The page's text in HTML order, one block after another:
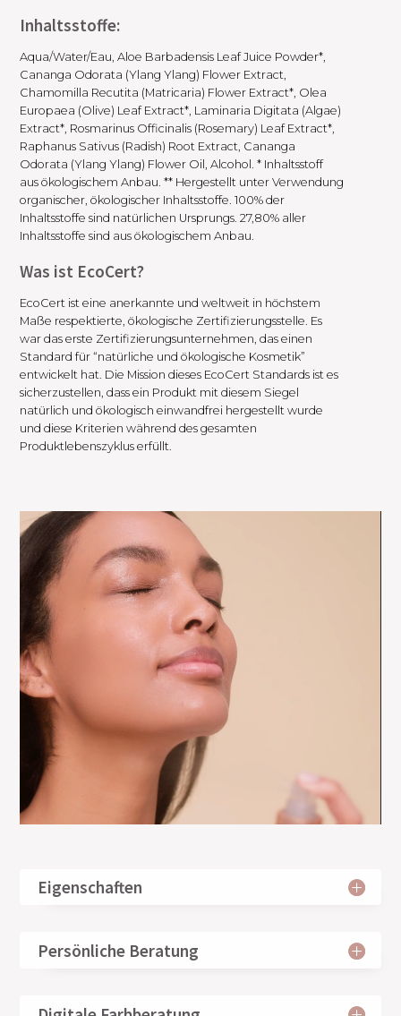
Inhaltsstoffe:
Aqua/Water/Eau, Aloe Barbadensis Leaf Juice Powder*,
Cananga Odorata (Ylang Ylang) Flower Extract,
Chamomilla Recutita (Matricaria) Flower Extract*, Olea
Europaea (Olive) Leaf Extract*, Laminaria Digitata (Algae)
Extract*, Rosmarinus Officinalis (Rosemary) Leaf Extract*,
Raphanus Sativus (Radish) Root Extract, Cananga
Odorata (Ylang Ylang) Flower Oil, Alcohol. * Inhaltsstoff
aus ökologischem Anbau. ** Hergestellt unter Verwendung
organischer, ökologischer Inhaltsstoffe. 100% der
Inhaltsstoffe sind natürlichen Ursprungs. 27,80% aller
Inhaltsstoffe sind aus ökologischem Anbau.
Was ist EcoCert?
EcoCert ist eine anerkannte und weltweit in höchstem
Maße respektierte, ökologische Zertifizierungsstelle. Es
war das erste Zertifizierungsunternehmen, das einen
Standard für “natürliche und ökologische Kosmetik”
entwickelt hat. Die Mission dieses EcoCert Standards ist es
sicherzustellen, dass ein Produkt mit diesem Siegel
natürlich und ökologisch einwandfrei hergestellt wurde
und diese Kriterien während des gesamten
Produktlebenszyklus erfüllt.
Video-
Player
Eigenschaften
Persönliche Beratung